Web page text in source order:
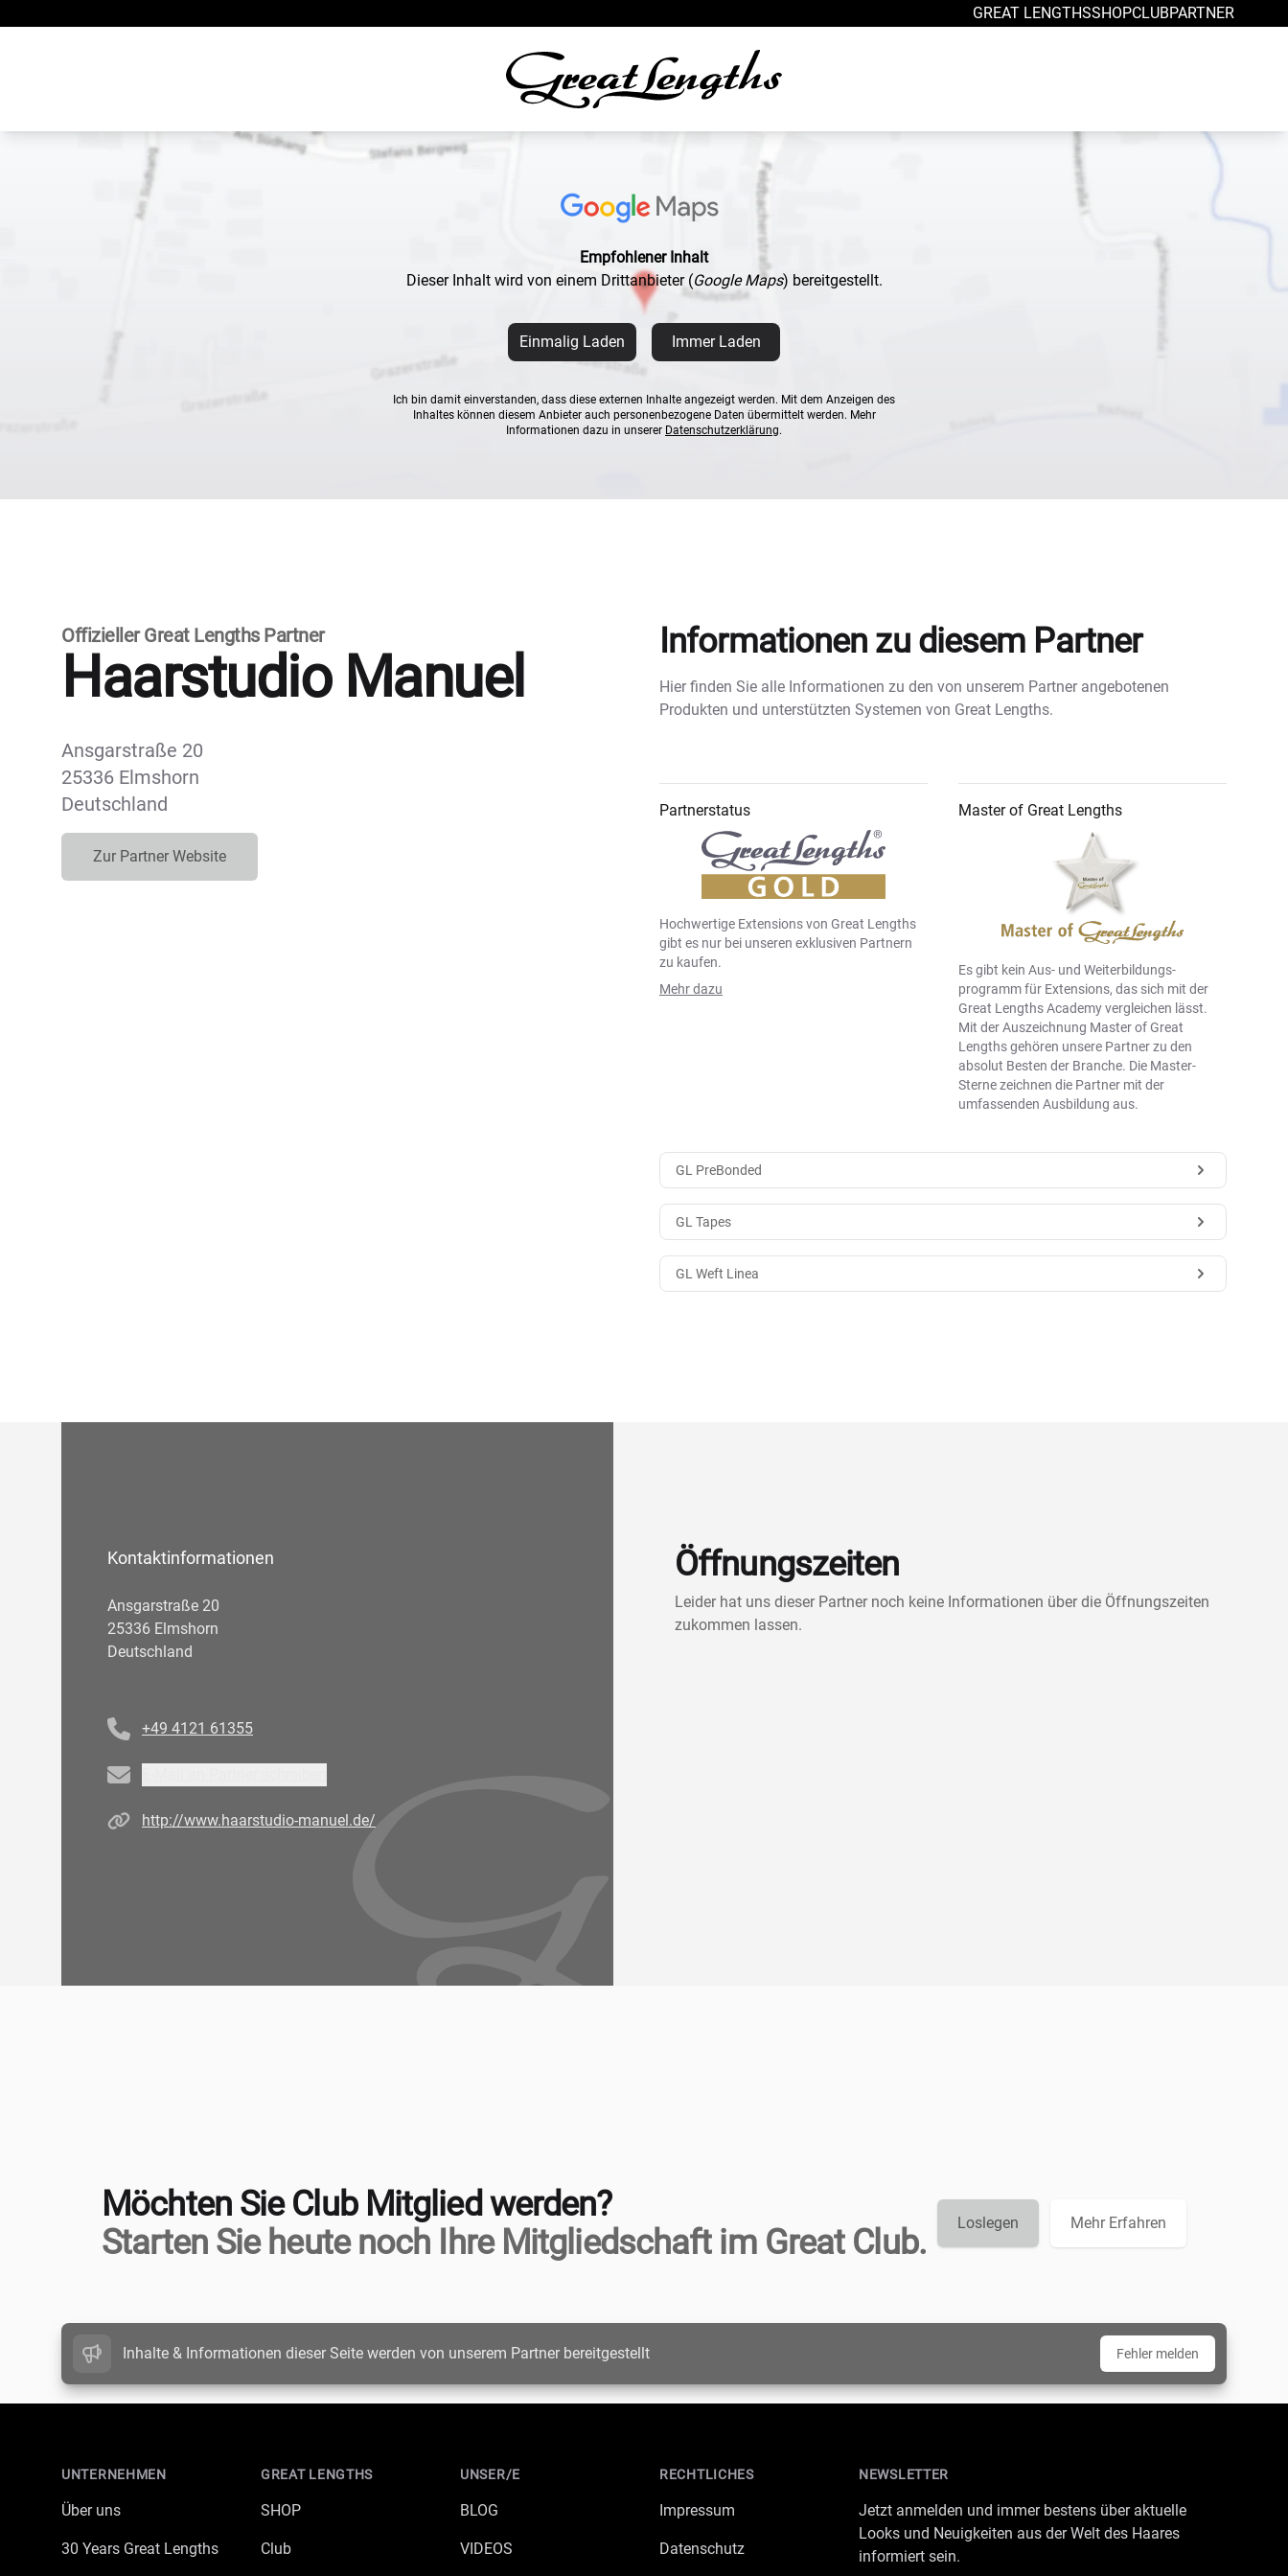
GREAT LENGTHSSHOPCLUBPARTNER
Empfohlener Inhalt
Dieser Inhalt wird von einem Drittanbieter (Google Maps) bereitgestellt.
Einmalig Laden Immer Laden
Ich bin damit einverstanden, dass diese externen Inhalte angezeigt werden. Mit dem Anzeigen des
Inhaltes können diesem Anbieter auch personenbezogene Daten übermittelt werden. Mehr
Informationen dazu in unserer Datenschutzerklärung.
Offizieller Great Lengths Partner
Haarstudio Manuel
Ansgarstraße 20
25336 Elmshorn
Deutschland
Zur Partner Website
Informationen zu diesem Partner
Hier finden Sie alle Informationen zu den von unserem Partner angebotenen
Produkten und unterstützten Systemen von Great Lengths.
Partnerstatus
Hochwertige Extensions von Great Lengths
gibt es nur bei unseren exklusiven Partnern
zu kaufen.
Mehr dazu
Master of Great Lengths
Es gibt kein Aus- und Weiter­bildungs­
programm für Extensions, das sich mit der
Great Lengths Academy vergleichen lässt.
Mit der Auszeichnung Master of Great
Lengths gehören unsere Partner zu den
absolut Besten der Branche. Die Master-
Sterne zeichnen die Partner mit der
umfassenden Ausbildung aus.
GL PreBonded
GL Tapes
GL Weft Linea
Kontaktinformationen
Ansgarstraße 20
25336 Elmshorn
Deutschland
+49 4121 61355
Email
Homepagehttp://www.haarstudio-manuel.de/
Öffnungszeiten
Leider hat uns dieser Partner noch keine Informationen über die Öffnungszeiten
zukommen lassen.
Möchten Sie Club Mitglied werden?
Starten Sie heute noch Ihre Mitgliedschaft im Great Club.
Loslegen Mehr Erfahren
Inhalte & Informationen dieser Seite werden von unserem Partner bereitgestellt Fehler melden
UNTERNEHMEN
Über uns
30 Years Great Lengths
GREAT LENGTHS
SHOP
Club
UNSER/E
BLOG
VIDEOS
RECHTLICHES
Impressum
Datenschutz
NEWSLETTER
Jetzt anmelden und immer bestens über aktuelle
Looks und Neuigkeiten aus der Welt des Haares
informiert sein.